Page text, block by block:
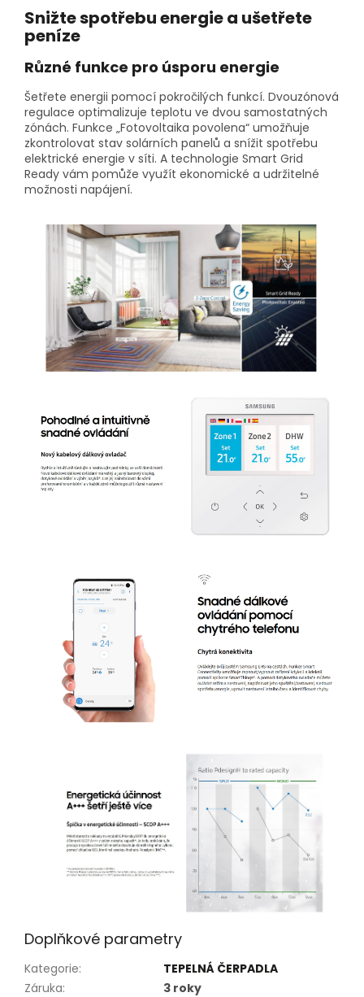
Snižte spotřebu energie a ušetřete
peníze
Různé funkce pro úsporu energie
Šetřete energii pomocí pokročilých funkcí. Dvouzónová
regulace optimalizuje teplotu ve dvou samostatných
zónách. Funkce „Fotovoltaika povolena“ umožňuje
zkontrolovat stav solárních panelů a snížit spotřebu
elektrické energie v síti. A technologie Smart Grid
Ready vám pomůže využít ekonomické a udržitelné
možnosti napájení.
Doplňkové parametry
Kategorie:
TEPELNÁ ČERPADLA
Záruka:
3 roky